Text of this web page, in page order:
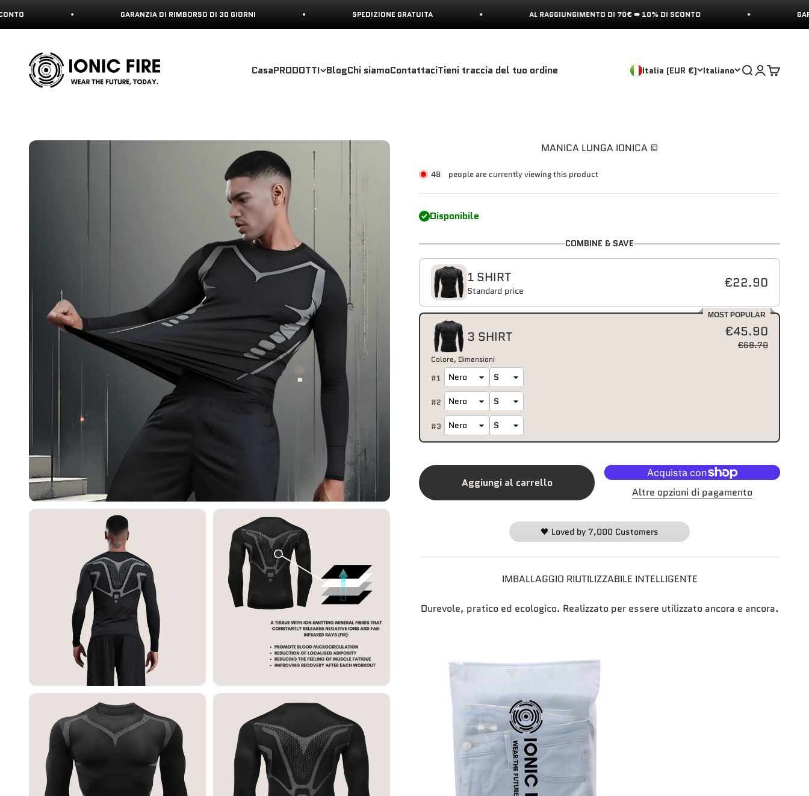
GARANZIA DI RIMBORSO DI 30 GIORNI SPEDIZIONE GRATUITA AL RAGGIUNGIMENTO DI 70€ ➠ 10% DI SCONTO GARANZIA DI
CasaPRODOTTI BlogChi siamoContattaciTieni traccia del tuo ordine
Ionicfire
Italia (EUR €) Italiano Mostra il
Mostra
Mostra
MANICA LUNGA IONICA ©
48 people are currently viewing this product
Disponibile
COMBINE & SAVE
1 SHIRT
Standard price €22.90
MOST POPULAR
3 SHIRT €45.90
€68.70
Colore Dimensioni
#1
#2
#3
Aggiungi al carrello
Altre opzioni di pagamento
🖤 Loved by 7,000 Customers
IMBALLAGGIO RIUTILIZZABILE INTELLIGENTE
Durevole, pratico ed ecologico. Realizzato per essere utilizzato ancora e ancora.